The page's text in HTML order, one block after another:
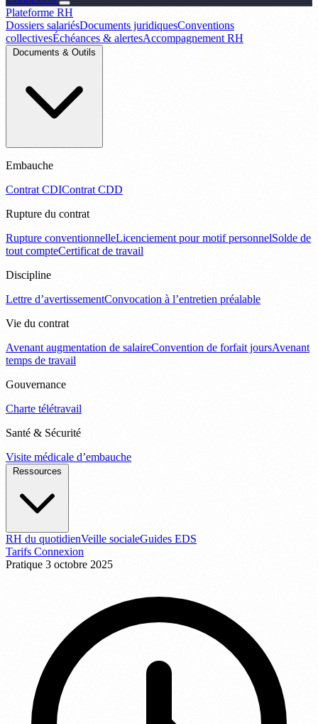
Plateforme RH
Dossiers salariésDocuments juridiquesConventions
collectivesÉchéances & alertesAccompagnement RH
Embauche
Contrat CDIContrat CDD
Rupture du contrat
Rupture conventionnelleLicenciement pour motif personnelSolde de
tout compteCertificat de travail
Discipline
Lettre d’avertissementConvocation à l’entretien préalable
Vie du contrat
Avenant augmentation de salaireConvention de forfait joursAvenant
temps de travail
Gouvernance
Charte télétravail
Santé & Sécurité
Visite médicale d’embauche
RH du quotidienVeille socialeGuides EDS
Tarifs Connexion
Pratique 3 octobre 2025